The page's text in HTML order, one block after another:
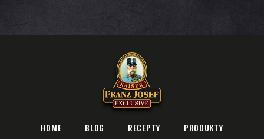
HOME BLOG RECEPTY PRODUKTY